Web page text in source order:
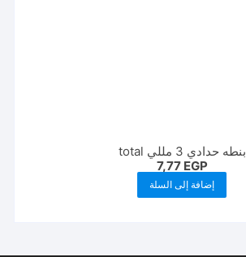
بنطه حدادي 3 مللي total
7,77 EGP
إضافة إلى السلة